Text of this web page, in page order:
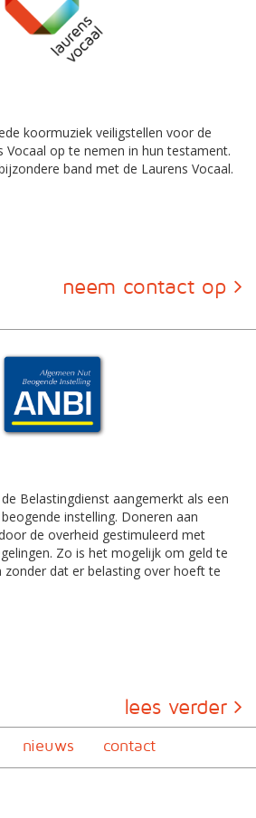
koormuziek veiligstellen voor de
op te nemen in hun testament.
band met de Laurens Vocaal.
neem contact op
Belastingdienst aangemerkt als een
instelling. Doneren aan
de overheid gestimuleerd met
Zo is het mogelijk om geld te
zonder dat er belasting over hoeft te
lees verder
nieuws contact